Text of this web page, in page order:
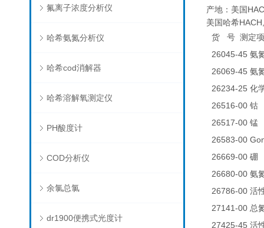
氟离子浓度分析仪
哈希氨氮分析仪
哈希cod消解器
哈希溶解氧测定仪
PH酸度计
COD分析仪
余氯总氯
dr1900便携式光度计
产地：美国
美国哈希
货 号 测定
26045-45 氨
26069-45 氨
26234-25 化
26516-00 钴
26517-00 锰
26583-00
26669-00 硼
26680-00 氨
26786-00 活
27141-00 总
27425-45 活